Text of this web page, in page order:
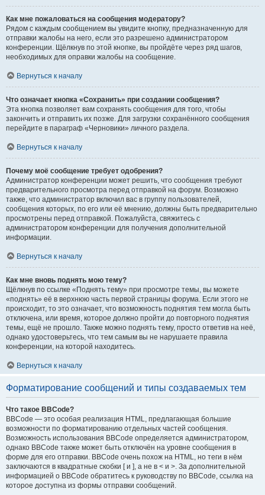
Как мне пожаловаться на сообщения модератору?
Рядом с каждым сообщением вы увидите кнопку, предназначенную для
отправки жалобы на него, если это разрешено администратором
конференции. Щёлкнув по этой кнопке, вы пройдёте через ряд шагов,
необходимых для оправки жалобы на сообщение.
Вернуться к началу
Что означает кнопка «Сохранить» при создании сообщения?
Эта кнопка позволяет вам сохранять сообщения для того, чтобы
закончить и отправить их позже. Для загрузки сохранённого сообщения
перейдите в параграф «Черновики» личного раздела.
Вернуться к началу
Почему моё сообщение требует одобрения?
Администратор конференции может решить, что сообщения требуют
предварительного просмотра перед отправкой на форум. Возможно
также, что администратор включил вас в группу пользователей,
сообщения которых, по его или её мнению, должны быть предварительно
просмотрены перед отправкой. Пожалуйста, свяжитесь с
администратором конференции для получения дополнительной
информации.
Вернуться к началу
Как мне вновь поднять мою тему?
Щёлкнув по ссылке «Поднять тему» при просмотре темы, вы можете
«поднять» её в верхнюю часть первой страницы форума. Если этого не
происходит, то это означает, что возможность поднятия тем могла быть
отключена, или время, которое должно пройти до повторного поднятия
темы, ещё не прошло. Также можно поднять тему, просто ответив на неё,
однако удостоверьтесь, что тем самым вы не нарушаете правила
конференции, на которой находитесь.
Вернуться к началу
Форматирование сообщений и типы создаваемых тем
Что такое BBCode?
BBCode — это особая реализация HTML, предлагающая большие
возможности по форматированию отдельных частей сообщения.
Возможность использования BBCode определяется администратором,
однако BBCode также может быть отключён на уровне сообщения в
форме для его отправки. BBCode очень похож на HTML, но теги в нём
заключаются в квадратные скобки [ и ], а не в < и >. За дополнительной
информацией о BBCode обратитесь к руководству по BBCode, ссылка на
которое доступна из формы отправки сообщений.